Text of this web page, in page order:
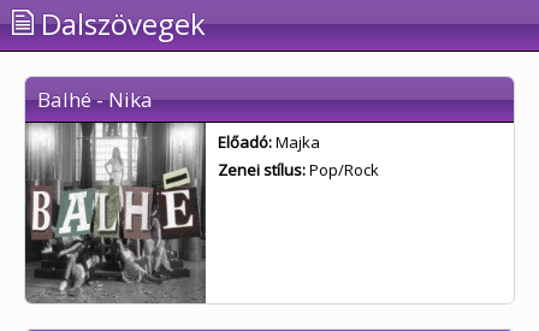
Dalszövegek
Balhé - Nika
Előadó:Majka
Zenei stílus:Pop/Rock